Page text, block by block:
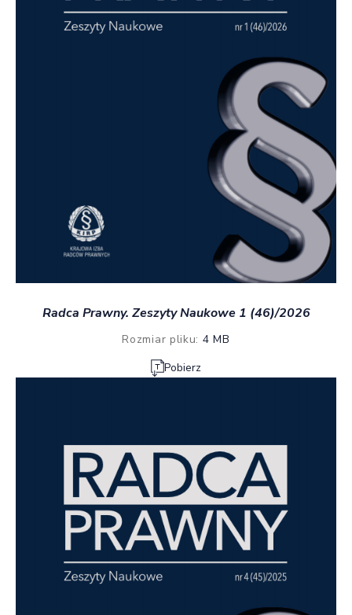
Radca Prawny. Zeszyty Naukowe 1 (46)/2026
Rozmiar pliku: 4 MB
Pobierz